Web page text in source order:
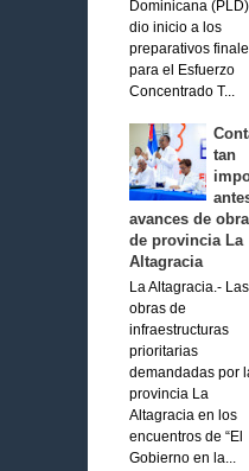
Dominicana (PLD)
dio inicio a los
preparativos
para el Esfuerzo
Concentrado T...
tan
avances de
de provincia La
Altagracia
La Altagracia.- Las
obras de
infraestructuras
prioritarias
demandadas por
provincia La
Altagracia en los
encuentros de “El
Gobierno en la...